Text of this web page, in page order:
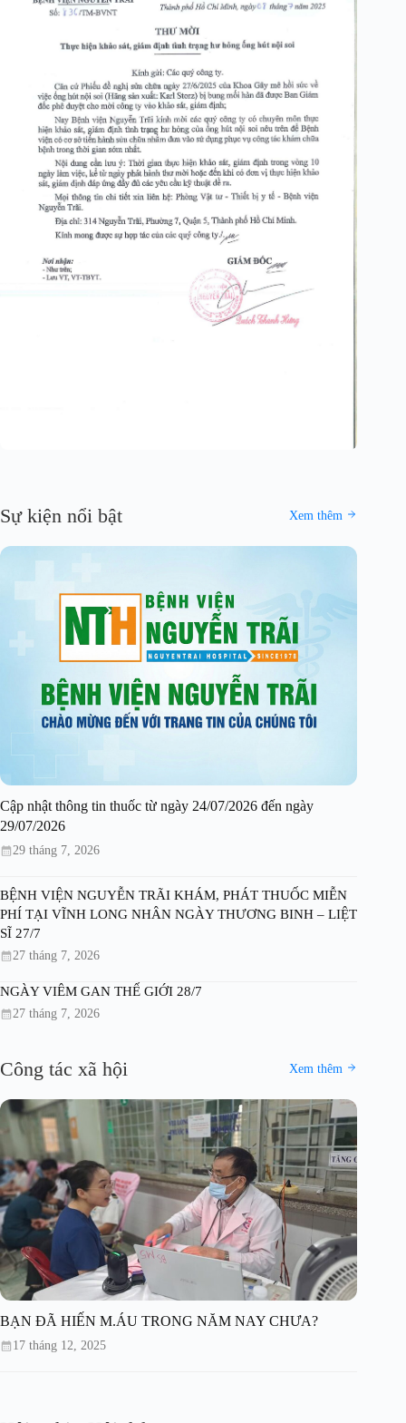
Sự kiện nổi bật Xem thêm
Cập nhật thông tin thuốc từ ngày 24/07/2026 đến ngày
29/07/2026
29 tháng 7, 2026
BỆNH VIỆN NGUYỄN TRÃI KHÁM, PHÁT THUỐC MIỄN
PHÍ TẠI VĨNH LONG NHÂN NGÀY THƯƠNG BINH – LIỆT
SĨ 27/7
27 tháng 7, 2026
NGÀY VIÊM GAN THẾ GIỚI 28/7
27 tháng 7, 2026
Công tác xã hội Xem thêm
BẠN ĐÃ HIẾN M.ÁU TRONG NĂM NAY CHƯA?
17 tháng 12, 2025